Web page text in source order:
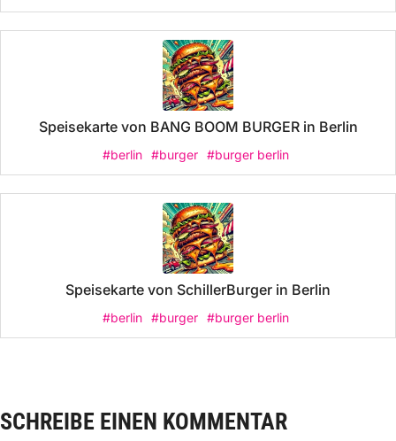
Speisekarte von BANG BOOM BURGER in Berlin
#berlin #burger #burger berlin
Speisekarte von SchillerBurger in Berlin
#berlin #burger #burger berlin
SCHREIBE EINEN KOMMENTAR